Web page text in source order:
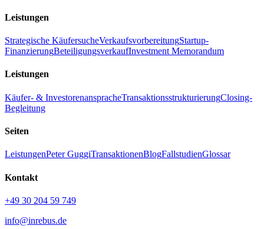
Leistungen
Strategische KäufersucheVerkaufsvorbereitungStartup-
FinanzierungBeteiligungsverkaufInvestment Memorandum
Leistungen
Käufer- & InvestorenanspracheTransaktionsstrukturierungClosing-
Begleitung
Seiten
LeistungenPeter GuggiTransaktionenBlogFallstudienGlossar
Kontakt
+49 30 204 59 749
info@inrebus.de